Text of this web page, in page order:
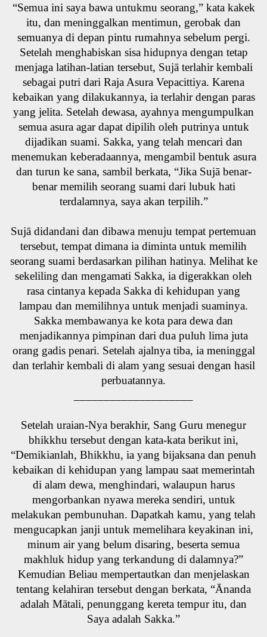
“Semua ini saya bawa untukmu seorang,” kata kakek
itu, dan meninggalkan mentimun, gerobak dan
semuanya di depan pintu rumahnya sebelum pergi.
Setelah menghabiskan sisa hidupnya dengan tetap
menjaga latihan-latian tersebut, Sujā terlahir kembali
sebagai putri dari Raja Asura Vepacittiya. Karena
kebaikan yang dilakukannya, ia terlahir dengan paras
yang jelita. Setelah dewasa, ayahnya mengumpulkan
semua asura agar dapat dipilih oleh putrinya untuk
dijadikan suami. Sakka, yang telah mencari dan
menemukan keberadaannya, mengambil bentuk asura
dan turun ke sana, sambil berkata, “Jika Sujā benar-
benar memilih seorang suami dari lubuk hati
terdalamnya, saya akan terpilih.”
Sujā didandani dan dibawa menuju tempat pertemuan
tersebut, tempat dimana ia diminta untuk memilih
seorang suami berdasarkan pilihan hatinya. Melihat ke
sekeliling dan mengamati Sakka, ia digerakkan oleh
rasa cintanya kepada Sakka di kehidupan yang
lampau dan memilihnya untuk menjadi suaminya.
Sakka membawanya ke kota para dewa dan
menjadikannya pimpinan dari dua puluh lima juta
orang gadis penari. Setelah ajalnya tiba, ia meninggal
dan terlahir kembali di alam yang sesuai dengan hasil
perbuatannya.
Setelah uraian-Nya berakhir, Sang Guru menegur
bhikkhu tersebut dengan kata-kata berikut ini,
“Demikianlah, Bhikkhu, ia yang bijaksana dan penuh
kebaikan di kehidupan yang lampau saat memerintah
di alam dewa, menghindari, walaupun harus
mengorbankan nyawa mereka sendiri, untuk
melakukan pembunuhan. Dapatkah kamu, yang telah
mengucapkan janji untuk memelihara keyakinan ini,
minum air yang belum disaring, beserta semua
makhluk hidup yang terkandung di dalamnya?”
Kemudian Beliau mempertautkan dan menjelaskan
tentang kelahiran tersebut dengan berkata, “Ānanda
adalah Mātali, penunggang kereta tempur itu, dan
Saya adalah Sakka.”